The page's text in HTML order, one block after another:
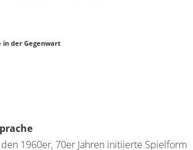
der Gegenwart
1960er, 70er Jahren initiierte Spielform